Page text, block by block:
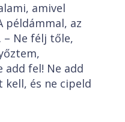
amivel
példámmal, az
– Ne félj tőle,
add fel! Ne add
kell, és ne cipeld